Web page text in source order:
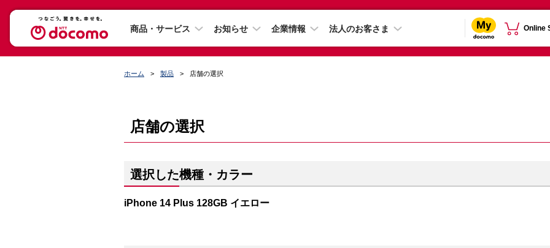
商品・サービス お知らせ 企業情報 法人のお客さま Online
ホーム 製品 店舗の選択
店舗の選択
選択した機種・カラー
iPhone 14 Plus 128GB イエロー